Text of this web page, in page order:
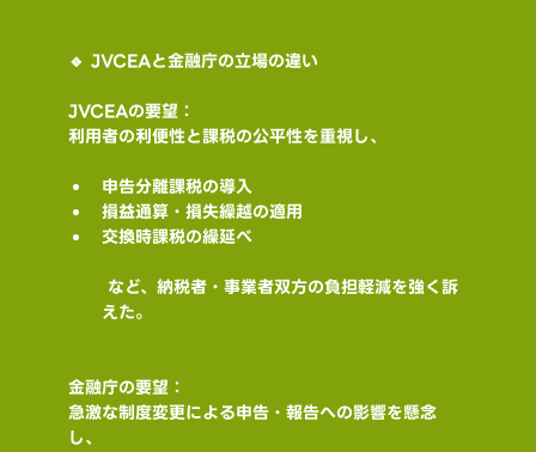
🔹 JVCEAと金融庁の立場の違い
JVCEAの要望：
利用者の利便性と課税の公平性を重視し、
申告分離課税の導入
損益通算・損失繰越の適用
交換時課税の繰延べ
えた。
金融庁の要望：
急激な制度変更による申告・報告への影響を懸念
し、